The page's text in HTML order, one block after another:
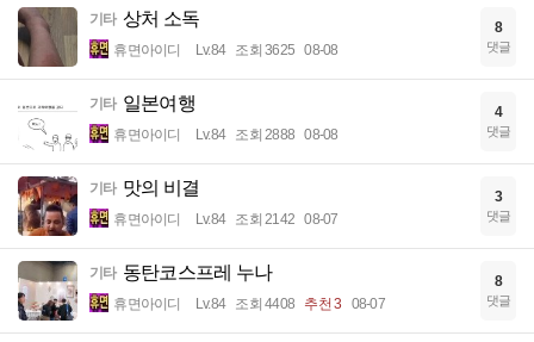
기타 상처 소독
휴면아이디 Lv.84 조회 3625 08-08
8
댓글
기타 일본여행
휴면아이디 Lv.84 조회 2888 08-08
4
댓글
기타 맛의 비결
휴면아이디 Lv.84 조회 2142 08-07
3
댓글
기타 동탄코스프레 누나
휴면아이디 Lv.84 조회 4408 추천 3 08-07
8
댓글